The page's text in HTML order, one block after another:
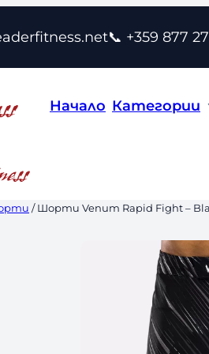
📞 +359 877
Начало Категории
/ Шорти Venum Rapid Fight –